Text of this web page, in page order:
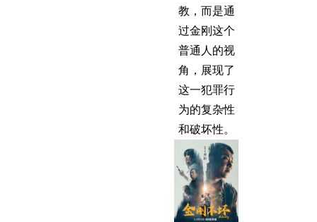
教，而是通
过金刚这个
普通人的视
角，展现了
这一犯罪行
为的复杂性
和破坏性。